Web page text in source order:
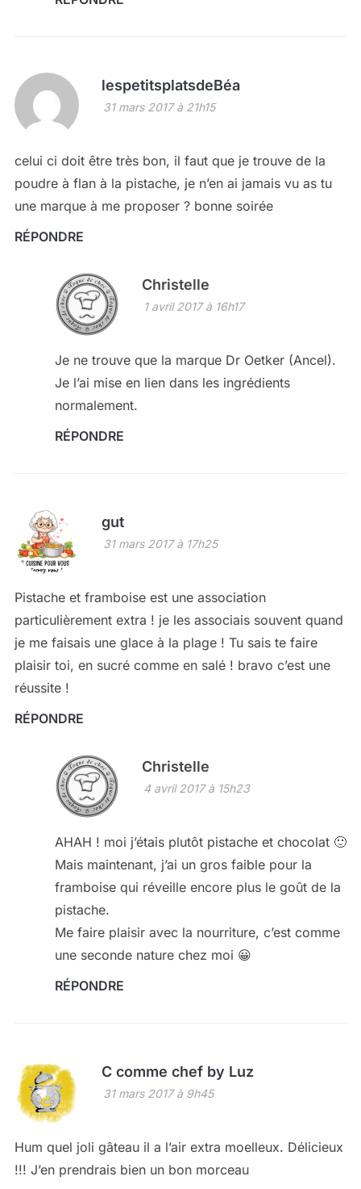
lespetitsplatsdeBéa
31 mars 2017 à 21h15
celui ci doit être très bon, il faut que je trouve de la
poudre à flan à la pistache, je n’en ai jamais vu as tu
une marque à me proposer ? bonne soirée
RÉPONDRE
Christelle
1 avril 2017 à 16h17
Je ne trouve que la marque Dr Oetker (Ancel).
Je l’ai mise en lien dans les ingrédients
normalement.
RÉPONDRE
gut
31 mars 2017 à 17h25
Pistache et framboise est une association
particulièrement extra ! je les associais souvent quand
je me faisais une glace à la plage ! Tu sais te faire
plaisir toi, en sucré comme en salé ! bravo c’est une
réussite !
RÉPONDRE
Christelle
4 avril 2017 à 15h23
AHAH ! moi j’étais plutôt pistache et chocolat 🙂
Mais maintenant, j’ai un gros faible pour la
framboise qui réveille encore plus le goût de la
pistache.
Me faire plaisir avec la nourriture, c’est comme
une seconde nature chez moi 😀
RÉPONDRE
C comme chef by Luz
31 mars 2017 à 9h45
Hum quel joli gâteau il a l’air extra moelleux. Délicieux
!!! J’en prendrais bien un bon morceau